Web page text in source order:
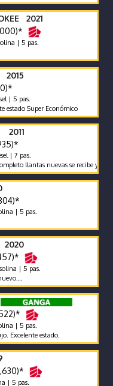
2021
| 5 pas.
2015
| 5 pas.
Super Económico
2011
| 7 pas.
llantas nuevas se recibe y se
| 5 pas.
2020
| 5 pas.
| 5 pas.
estado.
| 5 pas.